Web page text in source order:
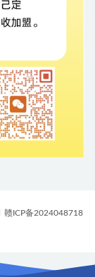
赣ICP备2024048718